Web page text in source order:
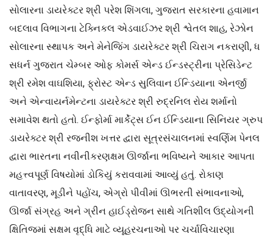
સોલારના ડાયરેક્ટર શ્રી પરેશ શિંગલા, ગુજરાત સરકારના હવામાન
બદલાવ વિભાગના ટેક્નિકલ એડવાઈઝર શ્રી શ્વેતલ શાહ, રેઝોન
સોલારના સ્થાપક અને મેનેજિંગ ડાયરેક્ટર શ્રી ચિરાગ નકરાણી, ધ
સધર્ન ગુજરાત ચેમ્બર ઓફ કોમર્સ એન્ડ ઈન્ડસ્ટ્રીના પ્રેસિડેન્ટ
શ્રી રમેશ વાઘશિયા, ફ્રોસ્ટ એન્ડ સુલિવાન ઈન્ડિયાના એનર્જી
અને એન્વાયર્નમેન્ટના ડાયરેક્ટર શ્રી રુદ્રનિલ રોય શર્માનો
સમાવેશ થતો હતો. ઈન્ફોર્મા માર્કેટ્સ ઈન ઈન્ડિયાના સિનિયર ગ્રુપ
ડાયરેક્ટર શ્રી રજનીશ ખત્તર દ્વારા સૂત્રસંચાલનમાં સ્વર્ણિમ પેનલ
દ્વારા ભારતના નવીનીકરણક્ષમ ઊર્જાના ભવિષ્યને આકાર આપતા
મહત્ત્વપૂર્ણ વિષયોમાં ડોકિયું કરાવવામાં આવ્યું હતું. રોકાણ
વાતાવરણ, મૂડીને પહોંચ, એગ્રો પીવીમાં ઊભરતી સંભાવનાઓ,
ઊર્જા સંગ્રહ અને ગ્રીન હાઈડ્રોજન સાથે ગતિશીલ ઉદ્યોગની
ક્ષિતિજમાં સક્ષમ વૃદ્ધિ માટે વ્યૂહરચનાઓ પર ચર્ચાવિચારણા